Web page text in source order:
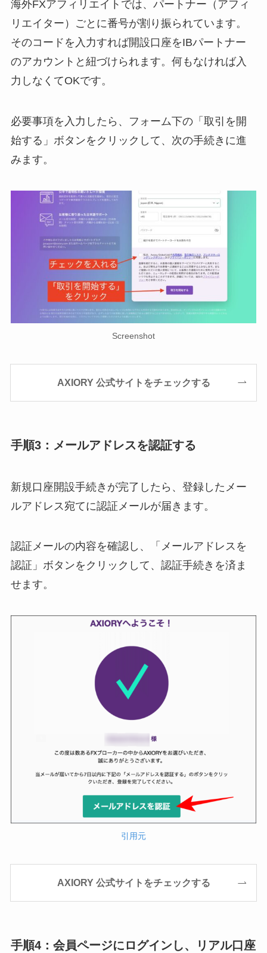
海外FXアフィリエイトでは、パートナー（アフィ
リエイター）ごとに番号が割り振られています。
そのコードを入力すれば開設口座をIBパートナー
のアカウントと紐づけられます。何もなければ入
力しなくてOKです。
必要事項を入力したら、フォーム下の「取引を開
始する」ボタンをクリックして、次の手続きに進
みます。
Screenshot
AXIORY 公式サイトをチェックする
手順3：メールアドレスを認証する
新規口座開設手続きが完了したら、登録したメー
ルアドレス宛てに認証メールが届きます。
認証メールの内容を確認し、「メールアドレスを
認証」ボタンをクリックして、認証手続きを済ま
せます。
引用元
AXIORY 公式サイトをチェックする
手順4：会員ページにログインし、リアル口座